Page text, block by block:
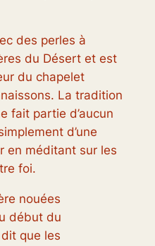
des perles à
du Désert et est
du chapelet
La tradition
fait partie d’aucun
d’une
en méditant sur les
foi.
nouées
début du
que les